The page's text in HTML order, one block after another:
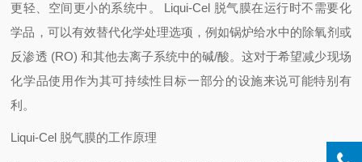
更轻、空间更小的系统中。 Liqui-Cel 脱气膜在运行时不需要化
学品，可以有效替代化学处理选项，例如锅炉给水中的除氧剂或
反渗透 (RO) 和其他去离子系统中的碱/酸。这对于希望减少现场
化学品使用作为其可持续性目标一部分的设施来说可能特别有
利。
Liqui-Cel 脱气膜的工作原理